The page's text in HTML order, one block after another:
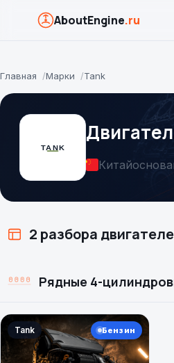
AboutEngine.ru
Главная Марки Tank
Китай
2 разбора
Рядные 4-
Tank Бензин